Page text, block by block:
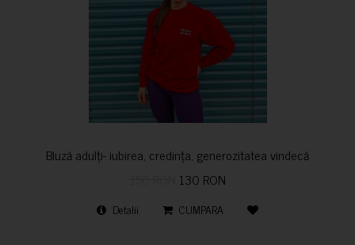
Bluză adulți- iubirea, credința, generozitatea vindecă
130 RON
Detalii CUMPARA